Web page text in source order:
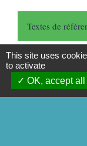
Textes de
Services en
This site uses
to activate
OK, accept all